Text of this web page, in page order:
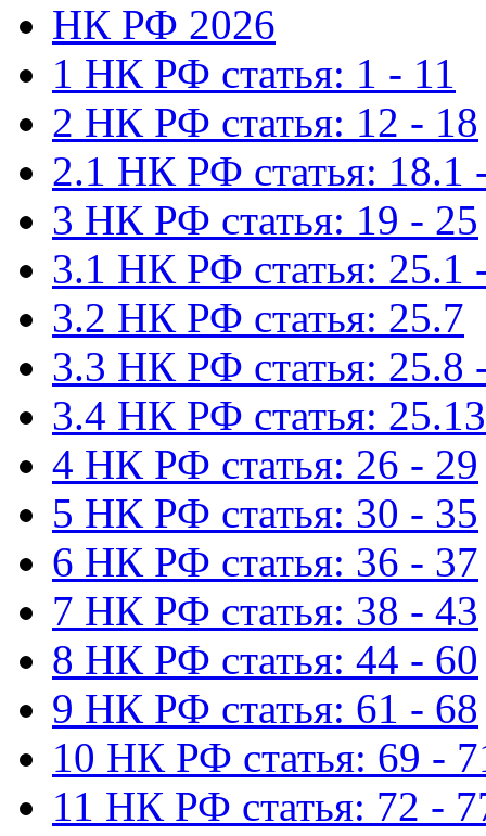
НК РФ 2026
1 НК РФ статья: 1 - 11
2 НК РФ статья: 12 - 18
2.1 НК РФ статья: 18.1
3 НК РФ статья: 19 - 25
3.1 НК РФ статья: 25.1
3.2 НК РФ статья: 25.7
3.3 НК РФ статья: 25.8
3.4 НК РФ статья:
4 НК РФ статья: 26 - 29
5 НК РФ статья: 30 - 35
6 НК РФ статья: 36 - 37
7 НК РФ статья: 38 - 43
8 НК РФ статья: 44 - 60
9 НК РФ статья: 61 - 68
10 НК РФ статья: 69 -
11 НК РФ статья: 72 -